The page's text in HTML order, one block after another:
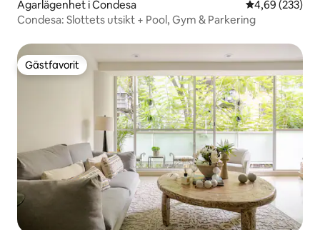
Ägarlägenhet i Condesa 4,69 av 5 i
4,69 (233)
Condesa: Slottets utsikt + Pool, Gym & Parkering
Gästfavorit
Gästfavorit